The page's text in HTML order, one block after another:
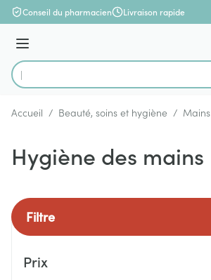
Aller au contenu
Conseil du pharmacien Livraison rapide
Menu
Rechercher
Accueil / Beauté, soins et hygiène / Mains
Hygiène des mains
Filtre
Prix